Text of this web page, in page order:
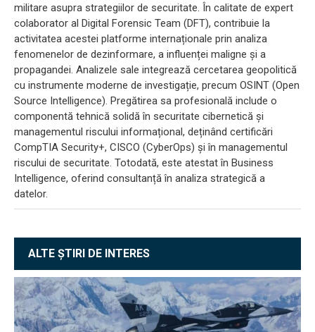
militare asupra strategiilor de securitate. În calitate de expert
colaborator al Digital Forensic Team (DFT), contribuie la
activitatea acestei platforme internaționale prin analiza
fenomenelor de dezinformare, a influenței maligne și a
propagandei. Analizele sale integrează cercetarea geopolitică
cu instrumente moderne de investigație, precum OSINT (Open
Source Intelligence). Pregătirea sa profesională include o
componentă tehnică solidă în securitate cibernetică și
managementul riscului informațional, deținând certificări
CompTIA Security+, CISCO (CyberOps) și în managementul
riscului de securitate. Totodată, este atestat în Business
Intelligence, oferind consultanță în analiza strategică a
datelor.
ALTE ȘTIRI DE INTERES